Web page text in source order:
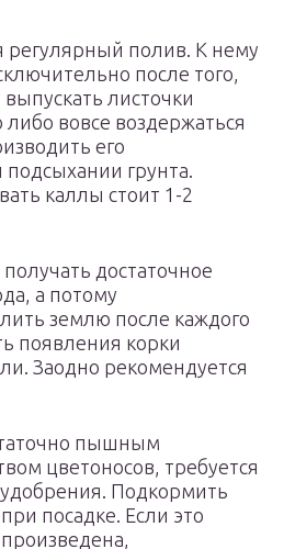
регулярный полив. К нему
после того,
листочки
либо вовсе воздержаться
его
грунта.
каллы стоит 1-2
достаточное
а потому
землю после каждого
появления корки
Заодно рекомендуется
пышным
цветоносов, требуется
Подкормить
посадке. Если это